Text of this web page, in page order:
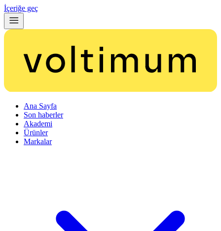
İçeriğe geç
Ana Sayfa
Son haberler
Akademi
Ürünler
Markalar